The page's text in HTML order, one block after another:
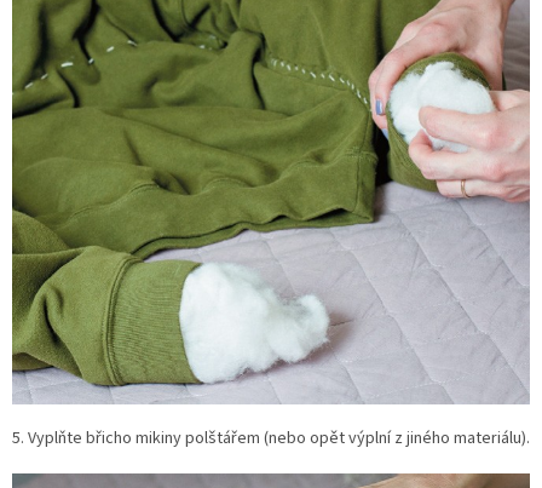
5. Vyplňte břicho mikiny polštářem (nebo opět výplní z jiného materiálu).